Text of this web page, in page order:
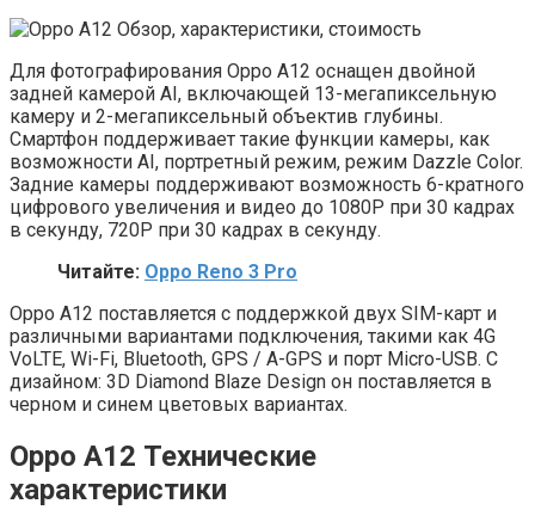
Для фотографирования Oppo A12 оснащен двойной
задней камерой AI, включающей 13-мегапиксельную
камеру и 2-мегапиксельный объектив глубины.
Смартфон поддерживает такие функции камеры, как
возможности AI, портретный режим, режим Dazzle Color.
Задние камеры поддерживают возможность 6-кратного
цифрового увеличения и видео до 1080P при 30 кадрах
в секунду, 720P при 30 кадрах в секунду.
Читайте: Oppo Reno 3 Pro
Oppo A12 поставляется с поддержкой двух SIM-карт и
различными вариантами подключения, такими как 4G
VoLTE, Wi-Fi, Bluetooth, GPS / A-GPS и порт Micro-USB. С
дизайном: 3D Diamond Blaze Design он поставляется в
черном и синем цветовых вариантах.
Oppo A12 Технические
характеристики